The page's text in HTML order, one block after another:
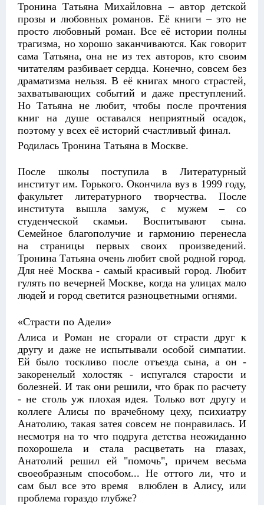
Тронина Татьяна Михайловна – автор детской
прозы и любовных романов. Её книги – это не
просто любовный роман. Все её истории полны
трагизма, но хорошо заканчиваются. Как говорит
сама Татьяна, она не из тех авторов, кто своим
читателям разбивает сердца. Конечно, совсем без
драматизма нельзя. В её книгах много страстей,
захватывающих событий и даже преступлений.
Но Татьяна не любит, чтобы после прочтения
книг на душе оставался неприятный осадок,
поэтому у всех её историй счастливый финал.
Родилась Тронина Татьяна в Москве.
После школы поступила в Литературный
институт им. Горького. Окончила вуз в 1999 году,
факультет литературного творчества. После
института вышла замуж, с мужем – со
студенческой скамьи. Воспитывают сына.
Семейное благополучие и гармонию перенесла
на страницы первых своих произведений.
Тронина Татьяна очень любит свой родной город.
Для неё Москва - самый красивый город. Любит
гулять по вечерней Москве, когда на улицах мало
людей и город светится разноцветными огнями.
«Страсти по Адели»
Алиса и Роман не сгорали от страсти друг к
другу и даже не испытывали особой симпатии.
Ей было тоскливо после отъезда сына, а он -
закоренелый холостяк - испугался старости и
болезней. И так они решили, что брак по расчету
- не столь уж плохая идея. Только вот другу и
коллеге Алисы по врачебному цеху, психиатру
Анатолию, такая затея совсем не понравилась. И
несмотря на то что подруга детства неожиданно
похорошела и стала расцветать на глазах,
Анатолий решил ей "помочь", причем весьма
своеобразным способом... Не оттого ли, что и
сам был все это время влюблен в Алису, или
проблема гораздо глубже?